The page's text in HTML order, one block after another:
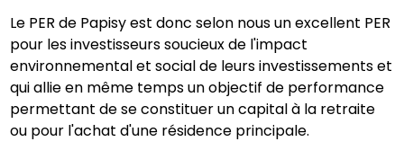
Le PER de Papisy est donc selon nous un excellent PER
pour les investisseurs soucieux de l'impact
environnemental et social de leurs investissements et
qui allie en même temps un objectif de performance
permettant de se constituer un capital à la retraite
ou pour l'achat d'une résidence principale.